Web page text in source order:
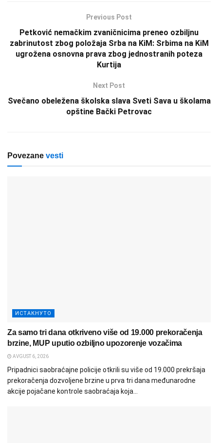
Previous Post
Petković nemačkim zvaničnicima preneo ozbiljnu
zabrinutost zbog položaja Srba na KiM: Srbima na KiM
ugrožena osnovna prava zbog jednostranih poteza
Kurtija
Next Post
Svečano obeležena školska slava Sveti Sava u školama
opštine Bački Petrovac
Povezane vesti
ИСТАКНУТО
Za samo tri dana otkriveno više od 19.000 prekoračenja
brzine, MUP uputio ozbiljno upozorenje vozačima
AVGUST 6, 2026
Pripadnici saobraćajne policije otkrili su više od 19.000 prekršaja
prekoračenja dozvoljene brzine u prva tri dana međunarodne
akcije pojačane kontrole saobraćaja koja...